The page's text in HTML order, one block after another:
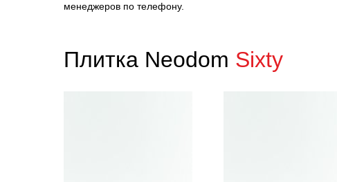
менеджеров по телефону.
Плитка Neodom Sixty